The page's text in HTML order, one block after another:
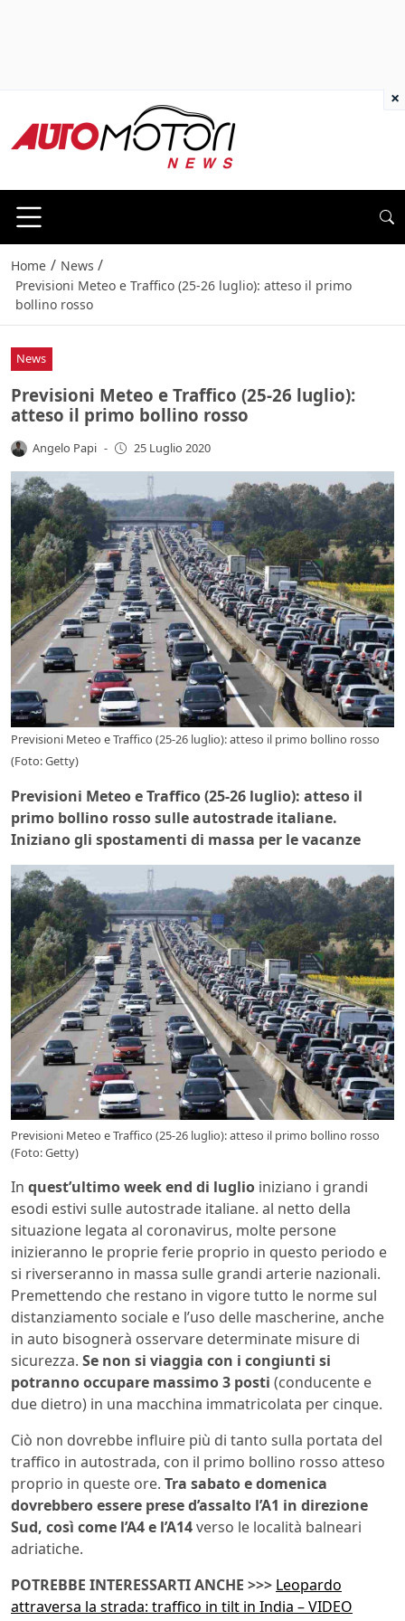
Home / News /
Previsioni Meteo e Traffico (25-26 luglio): atteso il primo
bollino rosso
News
Previsioni Meteo e Traffico (25-26 luglio):
atteso il primo bollino rosso
Angelo Papi - 25 Luglio 2020
Previsioni Meteo e Traffico (25-26 luglio): atteso il primo bollino rosso
(Foto: Getty)
Previsioni Meteo e Traffico (25-26 luglio): atteso il
primo bollino rosso sulle autostrade italiane.
Iniziano gli spostamenti di massa per le vacanze
Previsioni Meteo e Traffico (25-26 luglio): atteso il primo bollino rosso
(Foto: Getty)
In quest’ultimo week end di luglio iniziano i grandi
esodi estivi sulle autostrade italiane. al netto della
situazione legata al coronavirus, molte persone
inizieranno le proprie ferie proprio in questo periodo e
si riverseranno in massa sulle grandi arterie nazionali.
Premettendo che restano in vigore tutto le norme sul
distanziamento sociale e l’uso delle mascherine, anche
in auto bisognerà osservare determinate misure di
sicurezza. Se non si viaggia con i congiunti si
potranno occupare massimo 3 posti (conducente e
due dietro) in una macchina immatricolata per cinque.
Ciò non dovrebbe influire più di tanto sulla portata del
traffico in autostrada, con il primo bollino rosso atteso
proprio in queste ore. Tra sabato e domenica
dovrebbero essere prese d’assalto l’A1 in direzione
Sud, così come l’A4 e l’A14verso le località balneari
adriatiche.
POTREBBE INTERESSARTI ANCHE >>> Leopardo
attraversa la strada: traffico in tilt in India – VIDEO
×